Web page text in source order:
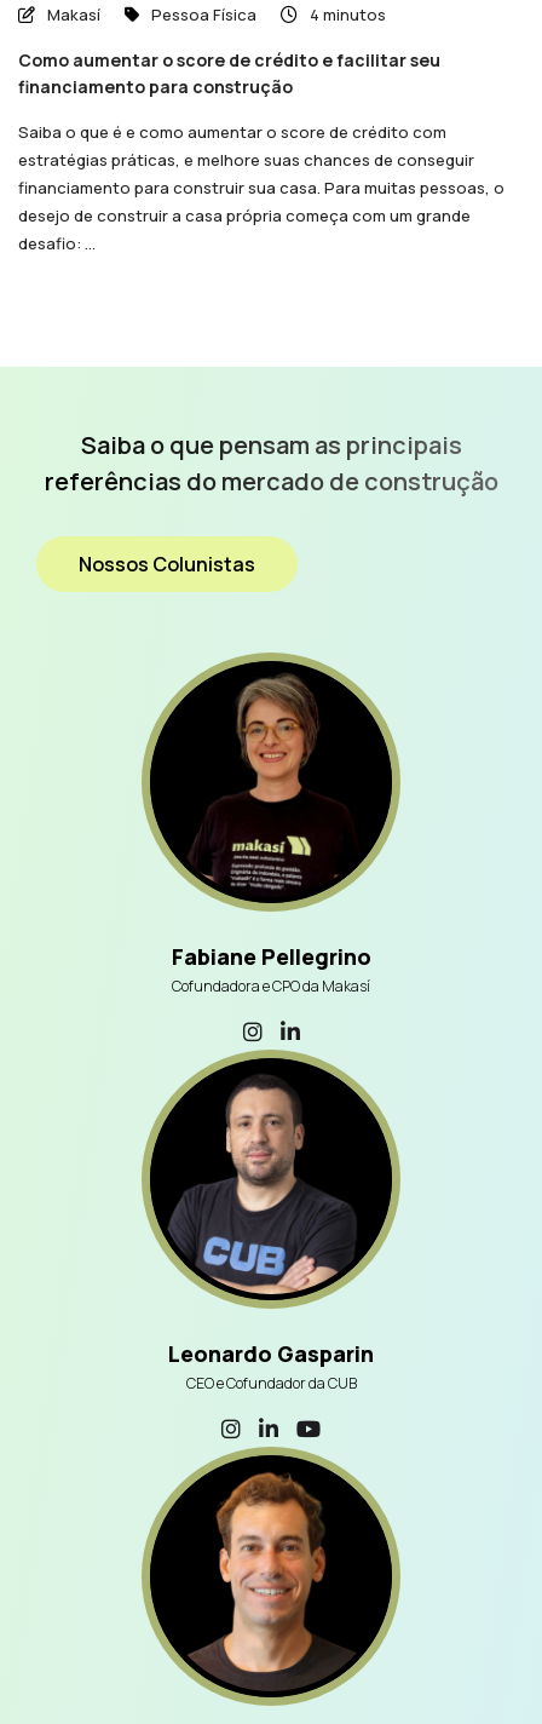
Makasí Pessoa Física 4 minutos
Como aumentar o score de crédito e facilitar seu
financiamento para construção
Saiba o que é e como aumentar o score de crédito com
estratégias práticas, e melhore suas chances de conseguir
financiamento para construir sua casa. Para muitas pessoas, o
desejo de construir a casa própria começa com um grande
desafio: ...
Saiba o que pensam as principais
referências domercado de construção
Nossos Colunistas
Fabiane Pellegrino
Cofundadora e CPO da Makasí
Leonardo Gasparin
CEO e Cofundador da CUB